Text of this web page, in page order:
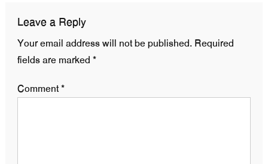
Leave a Reply
Your email address will not be published. Required
fields are marked *
Comment*